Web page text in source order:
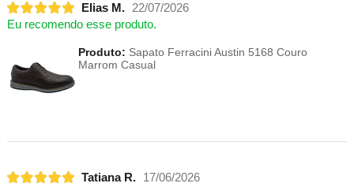
Elias M.
22/07/2026
Eu recomendo esse produto.
Produto: Sapato Ferracini Austin 5168 Couro
Marrom Casual
Tatiana R.
17/06/2026